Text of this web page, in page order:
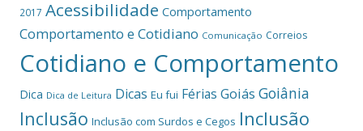
2017 Acessibilidade Comportamento
Comportamento e Cotidiano Comunicação Correios
Cotidiano e Comportamento
Dica Dica de Leitura Dicas Eu fui Férias Goiás Goiânia
Inclusão Inclusão com Surdos e Cegos Inclusão